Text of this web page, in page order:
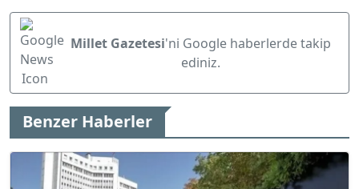
Millet Gazetesi'ni Google haberlerde takip
ediniz.
Benzer Haberler